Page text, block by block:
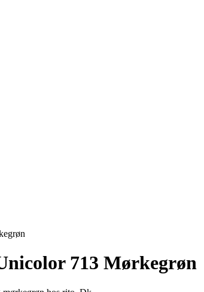
713 Mørkegrøn